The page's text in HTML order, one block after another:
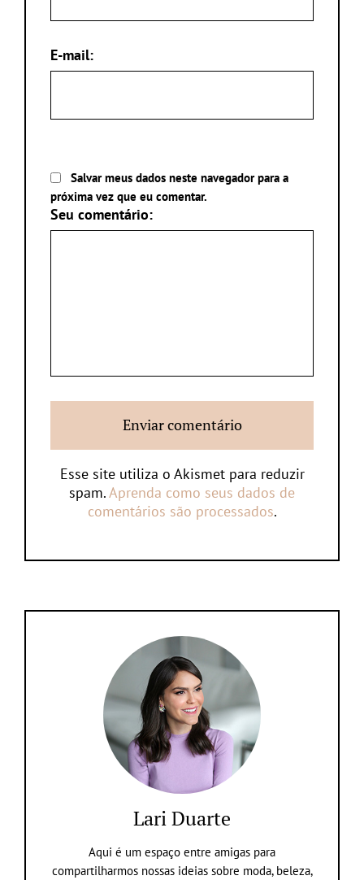
E-mail:
Salvar meus dados neste navegador para a
próxima vez que eu comentar.
Seu comentário:
Esse site utiliza o Akismet para reduzir
spam.Aprenda como seus dados de
comentários são processados.
Lari Duarte
Aqui é um espaço entre amigas para
compartilharmos nossas ideias sobre moda, beleza,